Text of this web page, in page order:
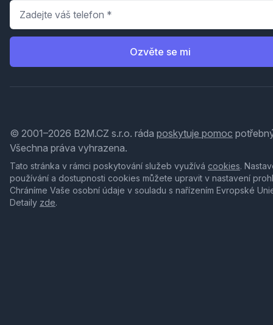
Telefon
Ozvěte se mi
© 2001–2026 B2M.CZ s.r.o. ráda poskytuje pomoc
Všechna práva vyhrazena.
Tato stránka v rámci poskytování služeb využívá cookies.
používání a dostupnosti cookies můžete upravit v nastavení
Chráníme Vaše osobní údaje v souladu s nařízením Evropské
Detaily zde.